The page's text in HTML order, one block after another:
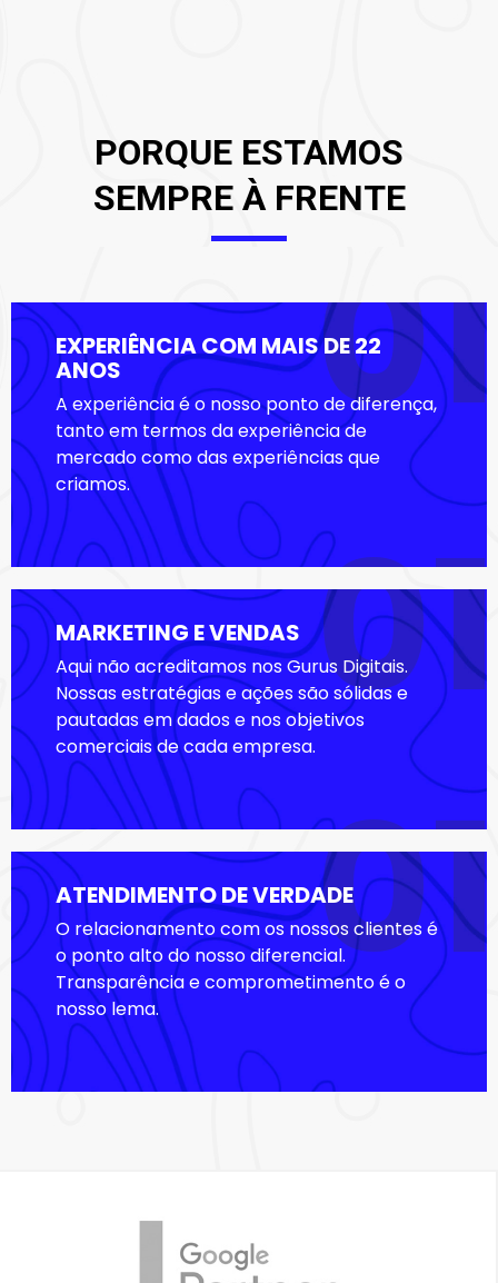
PORQUE ESTAMOS
SEMPRE À FRENTE
01
EXPERIÊNCIA COM MAIS DE 22
ANOS
A experiência é o nosso ponto de diferença,
tanto em termos da experiência de
mercado como das experiências que
criamos.
01
MARKETING E VENDAS
Aqui não acreditamos nos Gurus Digitais.
Nossas estratégias e ações são sólidas e
pautadas em dados e nos objetivos
comerciais de cada empresa.
01
ATENDIMENTO DE VERDADE
O relacionamento com os nossos clientes é
o ponto alto do nosso diferencial.
Transparência e comprometimento é o
nosso lema.